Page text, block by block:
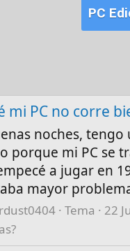
PC
mi PC no corre
noches,
porque mi PC se
a jugar en
mayor
Tema 22